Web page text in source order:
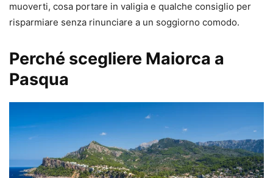
muoverti, cosa portare in valigia e qualche consiglio per
risparmiare senza rinunciare a un soggiorno comodo.
Perché scegliere Maiorca a
Pasqua